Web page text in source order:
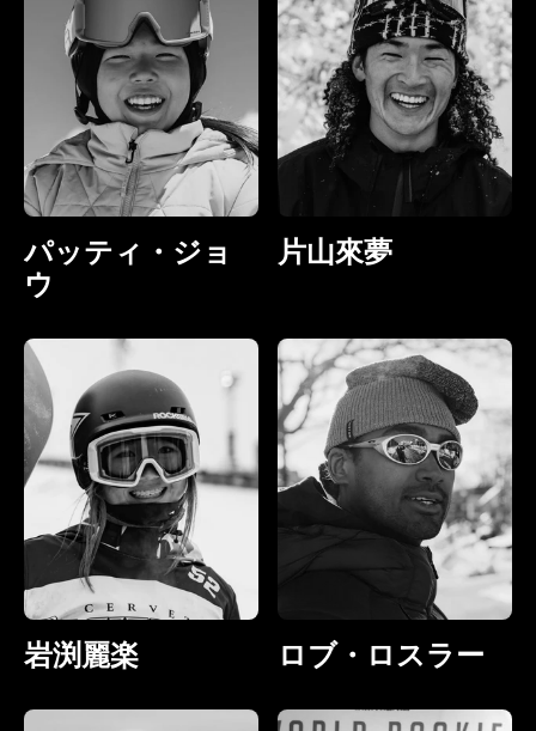
パッティ・ジョ
ウ
片山來夢
岩渕麗楽 ロブ・ロスラー